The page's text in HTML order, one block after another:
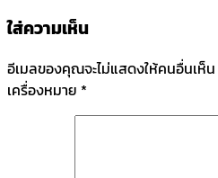
ใส่ความเห็น
อีเมลของคุณจะไม่แสดงให้คนอื่นเห็น
เครื่องหมาย *